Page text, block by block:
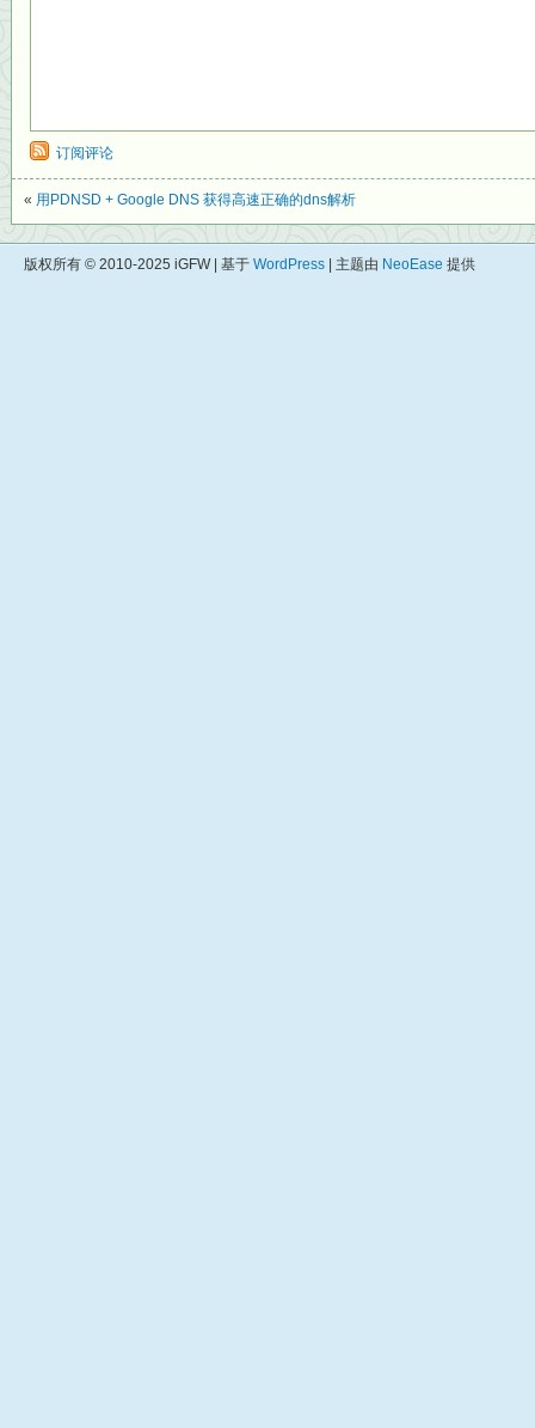
订阅评论
« 用PDNSD + Google DNS 获得高速正确的dns解析
版权所有 © 2010-2025 iGFW | 基于 WordPress | 主题由 NeoEase 提供